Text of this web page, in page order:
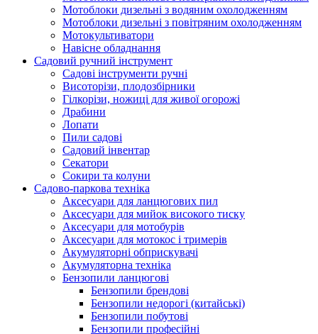
Мотоблоки дизельні з водяним охолодженням
Мотоблоки дизельні з повітряним охолодженням
Мотокультиватори
Навісне обладнання
Садовий ручний інструмент
Cадові інструменти ручні
Висоторізи, плодозбірники
Гілкорізи, ножиці для живої огорожі
Драбини
Лопати
Пили садові
Садовий інвентар
Секатори
Сокири та колуни
Садово-паркова техніка
Аксесуари для ланцюгових пил
Аксесуари для мийок високого тиску
Аксесуари для мотобурів
Аксесуари для мотокос і тримерів
Акумуляторні обприскувачі
Акумуляторна техніка
Бензопили ланцюгові
Бензопили брендові
Бензопили недорогі (китайські)
Бензопили побутові
Бензопили професійні